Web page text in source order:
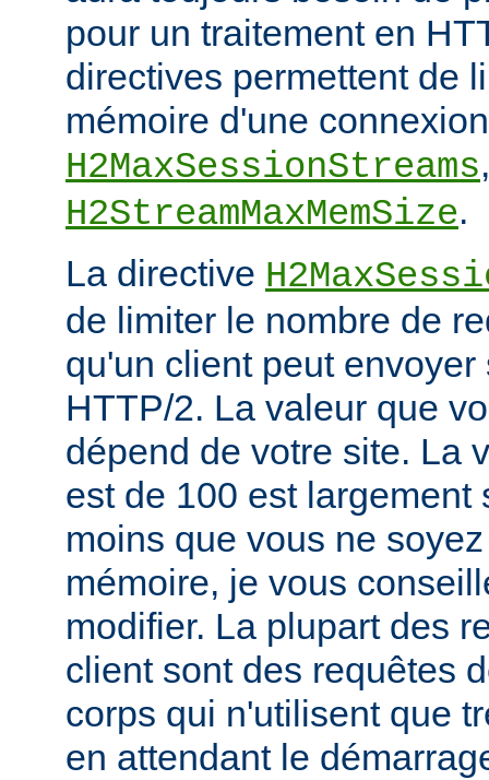
pour un traitement en
directives permettent de
mémoire d'une
H2MaxSessionStreams
H2StreamMaxMemSize.
La directive
de limiter le nombre de
qu'un client peut
HTTP/2. La valeur que
dépend de votre site. La
est de 100 est largement
moins que vous ne
mémoire, je vous
modifier. La plupart des
client sont des requêtes
corps qui n'utilisent que
en attendant le